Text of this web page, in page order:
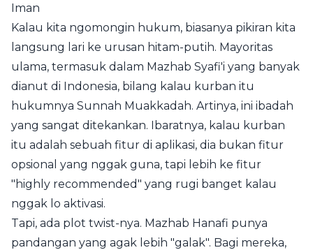
Iman
Kalau kita ngomongin hukum, biasanya pikiran kita
langsung lari ke urusan hitam-putih. Mayoritas
ulama, termasuk dalam Mazhab Syafi'i yang banyak
dianut di Indonesia, bilang kalau kurban itu
hukumnya Sunnah Muakkadah. Artinya, ini ibadah
yang sangat ditekankan. Ibaratnya, kalau kurban
itu adalah sebuah fitur di aplikasi, dia bukan fitur
opsional yang nggak guna, tapi lebih ke fitur
"highly recommended" yang rugi banget kalau
nggak lo aktivasi.
Tapi, ada plot twist-nya. Mazhab Hanafi punya
pandangan yang agak lebih "galak". Bagi mereka,